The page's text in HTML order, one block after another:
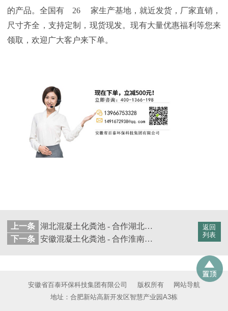
的产品。全国有
26
家生产基地，就近发货，厂家直销，
尺寸齐全，支持定制，现货现发。现有大量优惠福利等您来
领取，欢迎广大客户来下单。
返回
列表
上一条
湖北混凝土化粪池 - 合作湖北黄冈威尔生物科技公司【百泰集团】
下一条
安徽混凝土化粪池 - 合作淮南丰原广利房地产投资公司【百泰集团】
安徽省百泰环保科技集团有限公司 版权所有
网站导航
地址：合肥新站高新开发区智慧产业园A3栋